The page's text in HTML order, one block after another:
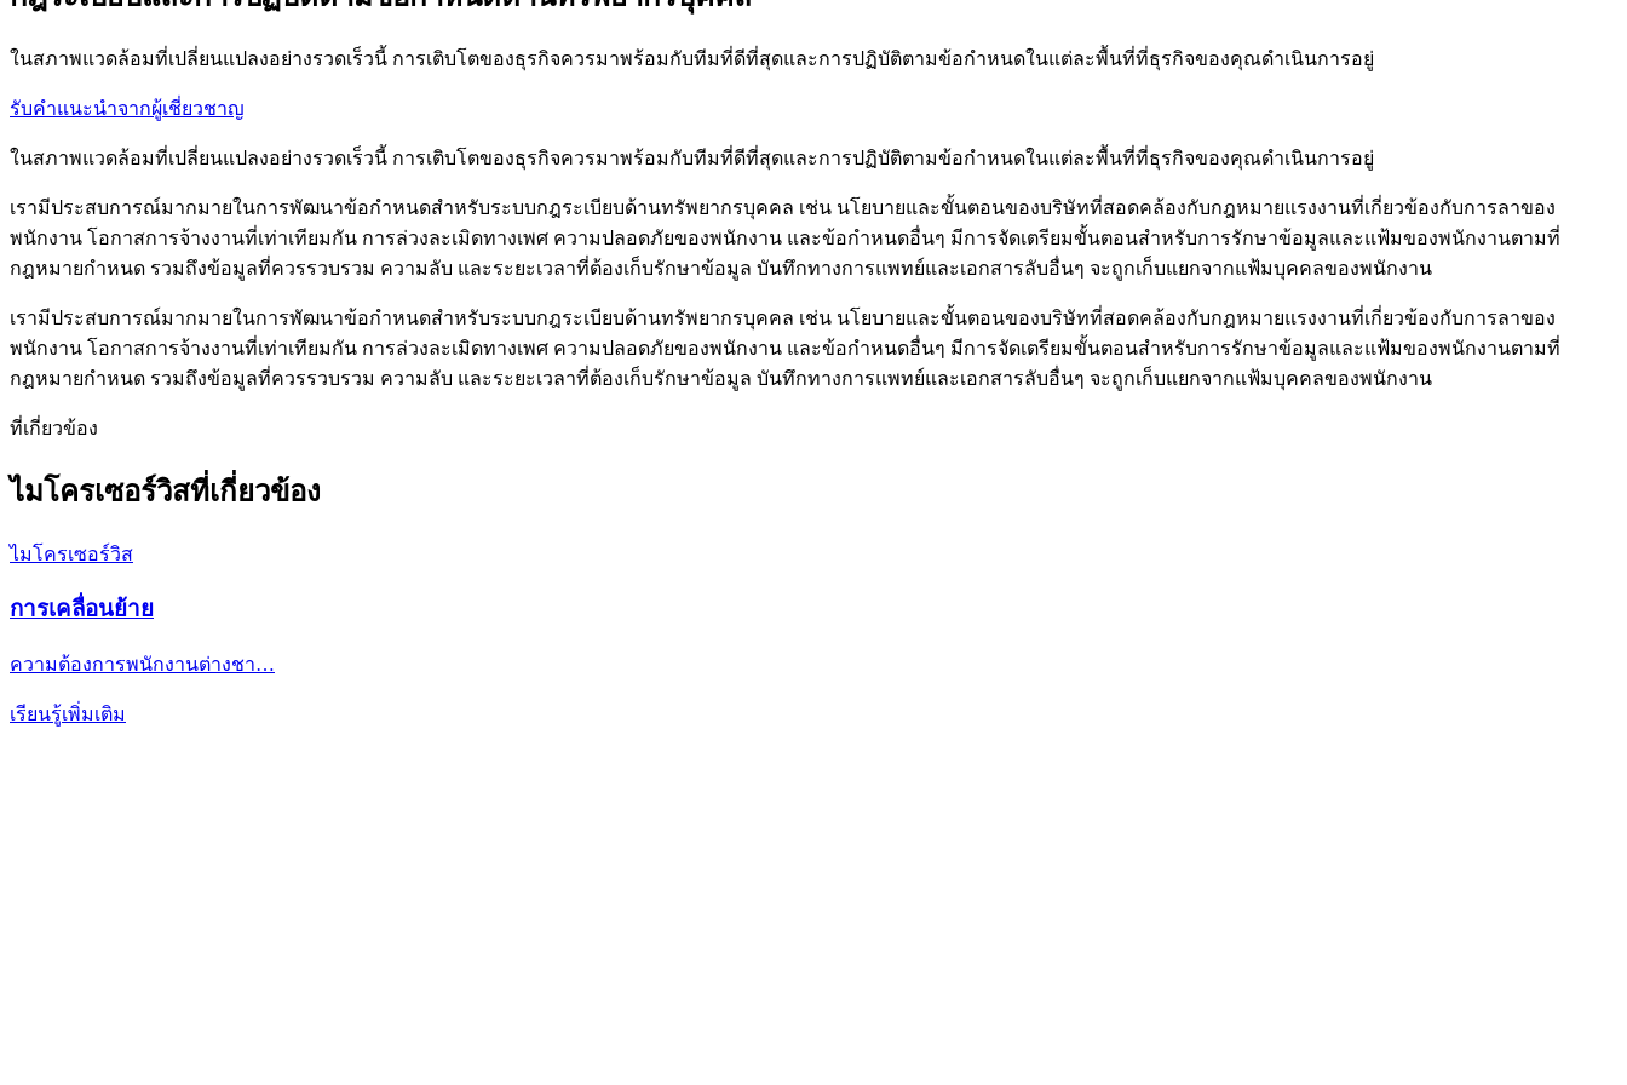
ในสภาพแวดล้อมที่เปลี่ยนแปลงอย่างรวดเร็วนี้ การเติบโตของธุรกิจควรมาพร้อมกับทีมที่ดีที่สุดและการปฏิบัติตามข้อกำหนดในแต่ละพื้นที่ที่ธุรกิจของคุณดำเนินการอยู่
รับคำแนะนำจากผู้เชี่ยวชาญ
ในสภาพแวดล้อมที่เปลี่ยนแปลงอย่างรวดเร็วนี้ การเติบโตของธุรกิจควรมาพร้อมกับทีมที่ดีที่สุดและการปฏิบัติตามข้อกำหนดในแต่ละพื้นที่ที่ธุรกิจของคุณดำเนินการอยู่
เรามีประสบการณ์มากมายในการพัฒนาข้อกำหนดสำหรับระบบกฎระเบียบด้านทรัพยากรบุคคล เช่น นโยบายและขั้นตอนของบริษัทที่สอดคล้องกับกฎหมายแรงงานที่เกี่ยวข้องกับการลาของ
พนักงาน โอกาสการจ้างงานที่เท่าเทียมกัน การล่วงละเมิดทางเพศ ความปลอดภัยของพนักงาน และข้อกำหนดอื่นๆ มีการจัดเตรียมขั้นตอนสำหรับการรักษาข้อมูลและแฟ้มของพนักงานตามที่
กฎหมายกำหนด รวมถึงข้อมูลที่ควรรวบรวม ความลับ และระยะเวลาที่ต้องเก็บรักษาข้อมูล บันทึกทางการแพทย์และเอกสารลับอื่นๆ จะถูกเก็บแยกจากแฟ้มบุคคลของพนักงาน
เรามีประสบการณ์มากมายในการพัฒนาข้อกำหนดสำหรับระบบกฎระเบียบด้านทรัพยากรบุคคล เช่น นโยบายและขั้นตอนของบริษัทที่สอดคล้องกับกฎหมายแรงงานที่เกี่ยวข้องกับการลาของ
พนักงาน โอกาสการจ้างงานที่เท่าเทียมกัน การล่วงละเมิดทางเพศ ความปลอดภัยของพนักงาน และข้อกำหนดอื่นๆ มีการจัดเตรียมขั้นตอนสำหรับการรักษาข้อมูลและแฟ้มของพนักงานตามที่
กฎหมายกำหนด รวมถึงข้อมูลที่ควรรวบรวม ความลับ และระยะเวลาที่ต้องเก็บรักษาข้อมูล บันทึกทางการแพทย์และเอกสารลับอื่นๆ จะถูกเก็บแยกจากแฟ้มบุคคลของพนักงาน
ที่เกี่ยวข้อง
ไมโครเซอร์วิสที่เกี่ยวข้อง
ไมโครเซอร์วิส
การเคลื่อนย้าย
ความต้องการพนักงานต่างชา…
เรียนรู้เพิ่มเติม